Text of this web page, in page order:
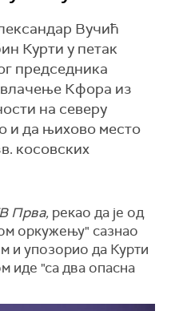
Вучић
Курти у петак
председника
Кфора из
на северу
и да њихово место
косовских
Прва, рекао да је од
оркужењу" сазнао
и упозорио да Курти
иде "са два опасна